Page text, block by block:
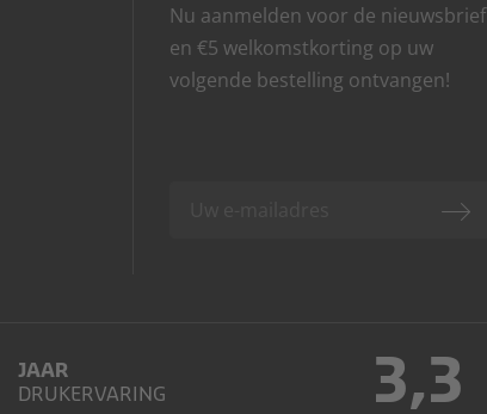
Nu aanmelden voor de nieuwsbrief
en €5 welkomstkorting op uw
volgende bestelling ontvangen!
JAAR
DRUKERVARING
3,3